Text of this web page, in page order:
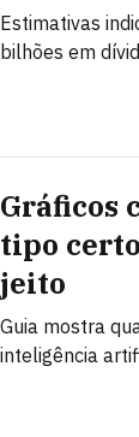
Estimativas
bilhões em
Gráficos
tipo
jeito
Guia mostra
inteligência